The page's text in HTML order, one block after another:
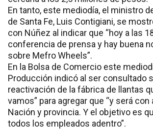
En tanto, este mediodía, el ministro
de Santa Fe, Luis Contigiani, se
con Núñez al indicar que “hoy a las
conferencia de prensa y hay buena
sobre Mefro Wheels”.
En la Bolsa de Comercio este
Producción indicó al ser consultado
reactivación de la fábrica de llantas
vamos” para agregar que “y será
Nación y provincia. Y el objetivo es
todos los empleados adentro”.